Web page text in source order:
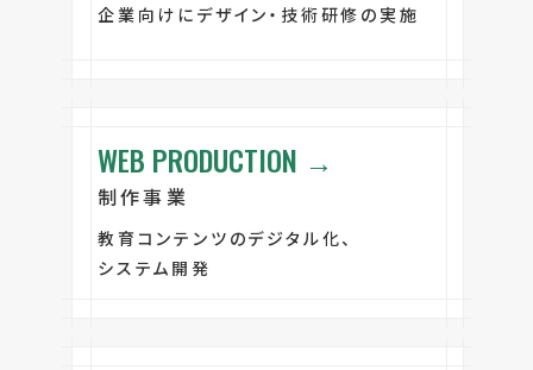
企業向けにデザイン・技術研修の実施
WEB PRODUCTION →
制作事業
教育コンテンツのデジタル化、
システム開発